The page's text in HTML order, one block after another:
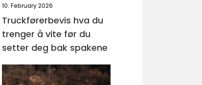
10. February 2026
Truckførerbevis hva du
trenger å vite før du
setter deg bak spakene